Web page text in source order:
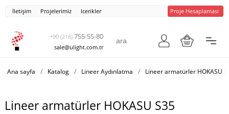
İletişim Projelerimiz Icerikler Proje Hesaplaması
+90 (216) 755-55-80
sale@ulight.com.tr
Ana sayfa / Katalog / Lineer Aydınlatma / Lineer armatürler HOKASU
Lineer armatürler HOKASU S35